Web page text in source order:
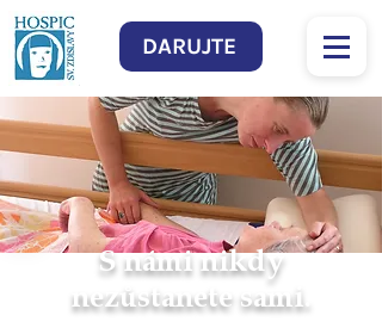
DARUJTE
S námi nikdy
nezůstanete sami.